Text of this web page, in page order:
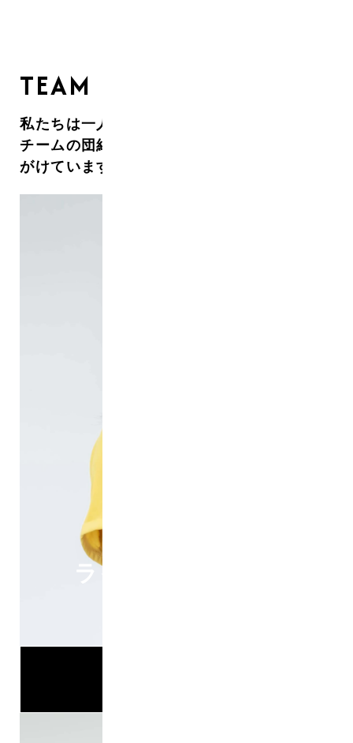
TEAM
私たちは一人一人の個性を生かしながらも、
チームの団結力によって良いものづくりを心
がけています。
ライセンス事業部